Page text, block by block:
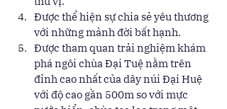
Được thể hiện sự chia sẻ yêu thương
với những mảnh đời bất hạnh.
Được tham quan trải nghiệm khám
phá ngôi chùa Đại Tuệ nằm trên
đỉnh cao nhất của dãy núi Đại Huệ
với độ cao gần 500m so với mực